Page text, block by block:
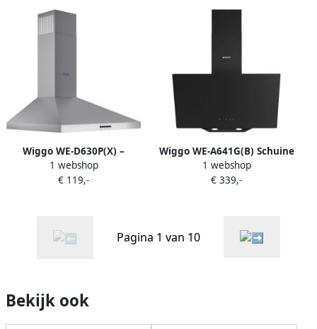
Garantie
jaar garantie
Wiggo WE‑D630P(X) –
Wandschouw Afzuigkap
60 cm – RVS – 300 m³ h –
1 webshop
€ 119,-
Wiggo WE-A641G(B) Schuine
afzuigkap 60 cm 650 m³ h 4
standen Energieklasse A
& Boch ter waarde van 44
1 webshop
€ 339,-
Pagina 1 van 10
Bekijk ook